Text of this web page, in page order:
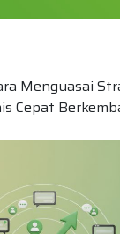
Menguasai
Cepat